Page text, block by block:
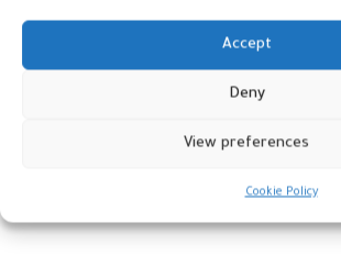
Accept
Deny
View preferences
Cookie Policy
في جائزة مجمع الملك
سلمان العالمي للغة العربية